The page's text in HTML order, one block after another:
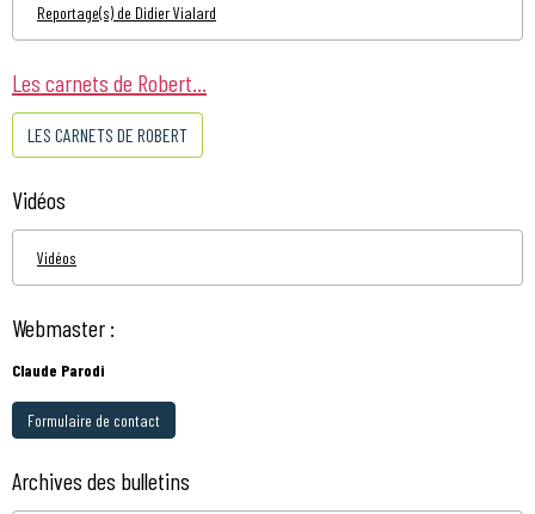
Reportage(s) de Didier Vialard
Les carnets de Robert...
LES CARNETS DE ROBERT
Vidéos
Vidéos
Webmaster :
Claude Parodi
Formulaire de contact
Archives des bulletins